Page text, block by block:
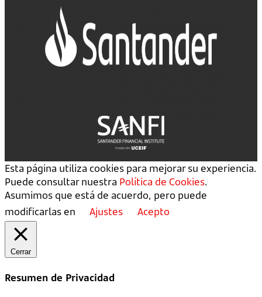
Esta página utiliza cookies para mejorar su experiencia.
Puede consultar nuestra Política de Cookies.
Asumimos que está de acuerdo, pero puede
modificarlas en
Ajustes Acepto
Cerrar
Resumen de Privacidad